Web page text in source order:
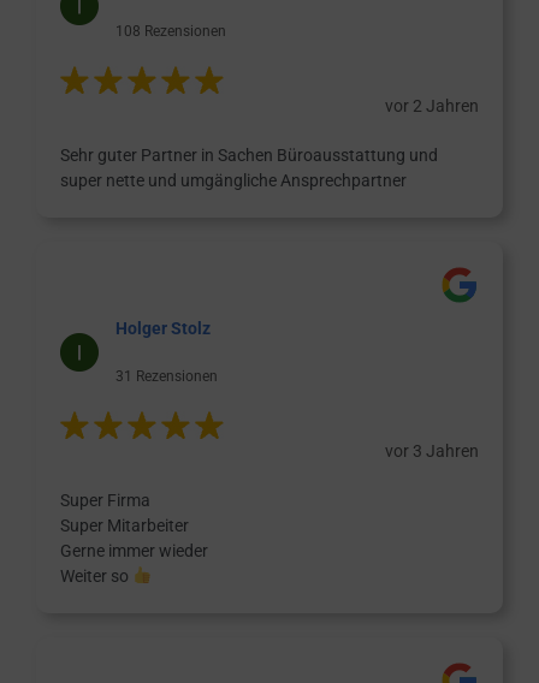
108 Rezensionen
vor 2 Jahren
Sehr guter Partner in Sachen Büroausstattung und
super nette und umgängliche Ansprechpartner
Holger Stolz
31 Rezensionen
vor 3 Jahren
Super Firma
Super Mitarbeiter
Gerne immer wieder
Weiter so